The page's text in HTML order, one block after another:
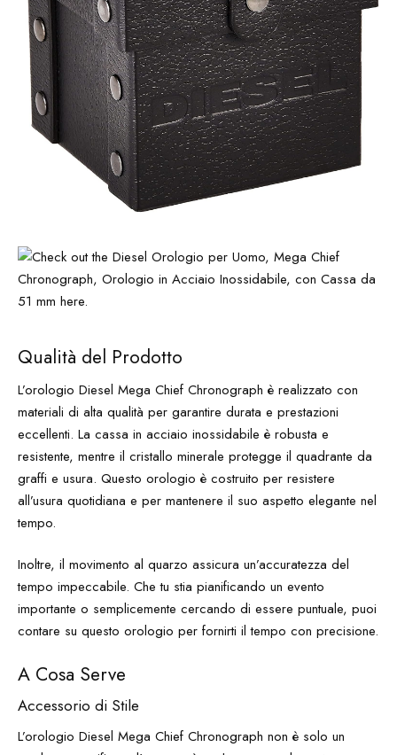
Qualità del Prodotto
L’orologio Diesel Mega Chief Chronograph è realizzato con
materiali di alta qualità per garantire durata e prestazioni
eccellenti. La cassa in acciaio inossidabile è robusta e
resistente, mentre il cristallo minerale protegge il quadrante da
graffi e usura. Questo orologio è costruito per resistere
all’usura quotidiana e per mantenere il suo aspetto elegante nel
tempo.
Inoltre, il movimento al quarzo assicura un’accuratezza del
tempo impeccabile. Che tu stia pianificando un evento
importante o semplicemente cercando di essere puntuale, puoi
contare su questo orologio per fornirti il tempo con precisione.
A Cosa Serve
Accessorio di Stile
L’orologio Diesel Mega Chief Chronograph non è solo un